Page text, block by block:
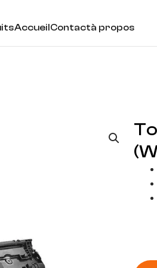
AccueilContactà propos